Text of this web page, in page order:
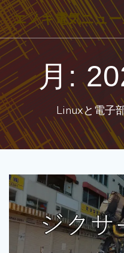
エノキ電気ニュ
月:
Linuxと電子